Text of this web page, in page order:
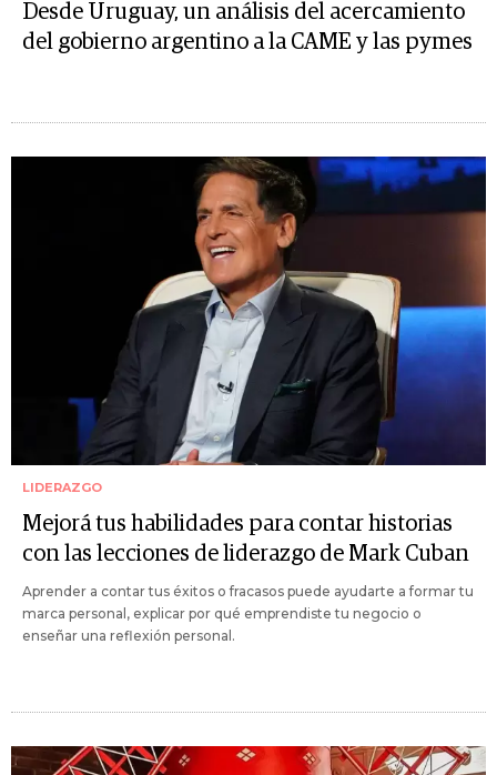
Desde Uruguay, un análisis del acercamiento
del gobierno argentino a la CAME y las pymes
LIDERAZGO
Mejorá tus habilidades para contar historias
con las lecciones de liderazgo de Mark Cuban
Aprender a contar tus éxitos o fracasos puede ayudarte a formar tu
marca personal, explicar por qué emprendiste tu negocio o
enseñar una reflexión personal.